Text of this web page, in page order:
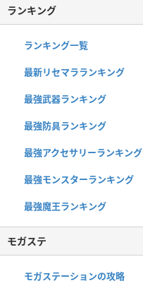
ランキング
ランキング一覧
最新リセマラランキング
最強武器ランキング
最強防具ランキング
最強アクセサリーランキング
最強モンスターランキング
最強魔王ランキング
モガステ
モガステーションの攻略